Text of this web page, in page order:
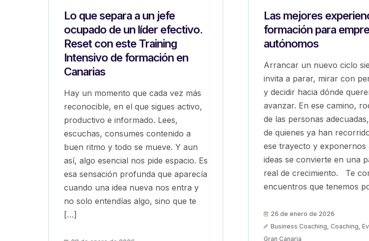
Lo que separa a un jefe
ocupado de un líder efectivo.
Reset con este Training
Intensivo de formación en
Canarias
Hay un momento que cada vez más
reconocible, en el que sigues activo,
productivo e informado. Lees,
escuchas, consumes contenido a
buen ritmo y todo se mueve. Y aun
así, algo esencial nos pide espacio. Es
esa sensación profunda que aparecía
cuando una idea nueva nos entra y
no solo entendías algo, sino que te
[…]
Las mejores
formación para
autónomos
Arrancar un nuevo ciclo
invita a parar, mirar con
y decidir hacia dónde
avanzar. En ese camino,
de las personas
de quienes ya han
ese trayecto y exponernos
ideas se convierte en una
real de crecimiento. Te
encuentros que tenemos
26 de enero de 2026
Business Coaching Coaching
Gran Canaria